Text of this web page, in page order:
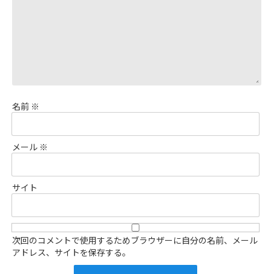
名前 ※
メール ※
サイト
次回のコメントで使用するためブラウザーに自分の名前、メール
アドレス、サイトを保存する。